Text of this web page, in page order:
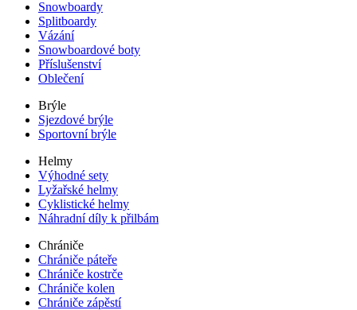
Snowboardy
Splitboardy
Vázání
Snowboardové boty
Příslušenství
Oblečení
Brýle
Sjezdové brýle
Sportovní brýle
Helmy
Výhodné sety
Lyžařské helmy
Cyklistické helmy
Náhradní díly k přilbám
Chrániče
Chrániče páteře
Chrániče kostrče
Chrániče kolen
Chrániče zápěstí